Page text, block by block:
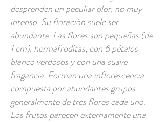
desprenden un peculiar olor, no muy
intenso. Su floración suele ser
abundante. Las flores son pequeñas (de
1 cm), hermafroditas, con 6 pétalos
blanco verdosos y con una suave
fragancia. Forman una inflorescencia
compuesta por abundantes grupos
generalmente de tres flores cada uno.
Los frutos parecen externamente una